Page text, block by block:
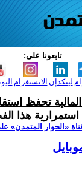
تابعونا على:
الانستغرام لينكدإن
تحفظ
هذا
‫«الحوار المتمدن»